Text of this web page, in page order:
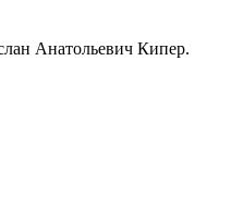
Анатольевич Кипер.